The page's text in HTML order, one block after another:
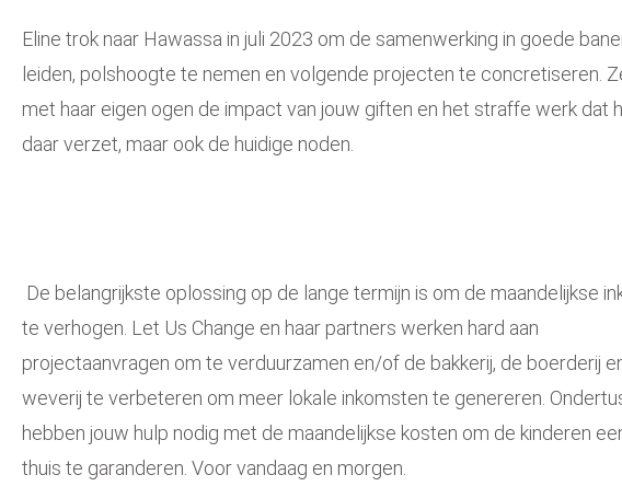
Eline trok naar Hawassa in juli 2023 om de samenwerking in goede
leiden, polshoogte te nemen en volgende projecten te concretiseren.
met haar eigen ogen de impact van jouw giften en het straffe werk dat
daar verzet, maar ook de huidige noden.
De belangrijkste oplossing op de lange termijn is om de maandelijkse
te verhogen. Let Us Change en haar partners werken hard aan
projectaanvragen om te verduurzamen en/of de bakkerij, de boerderij
weverij te verbeteren om meer lokale inkomsten te genereren.
hebben jouw hulp nodig met de maandelijkse kosten om de kinderen
thuis te garanderen. Voor vandaag en morgen.